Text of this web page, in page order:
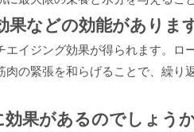
などの効能がありま
イジング効果が得られます。ロ
の緊張を和らげることで、繰り
果があるのでしょう